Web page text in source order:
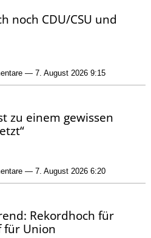
noch CDU/CSU und
— 7. August 2026 9:15
zu einem gewissen
— 7. August 2026 6:20
Rekordhoch für
für Union